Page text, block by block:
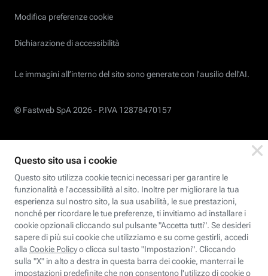
Modifica preferenze cookie
Dichiarazione di accessibilità
Le immagini all’interno del sito sono generate con l'ausilio dell'AI.
© Fastweb SpA 2026 - P.IVA 12878470157